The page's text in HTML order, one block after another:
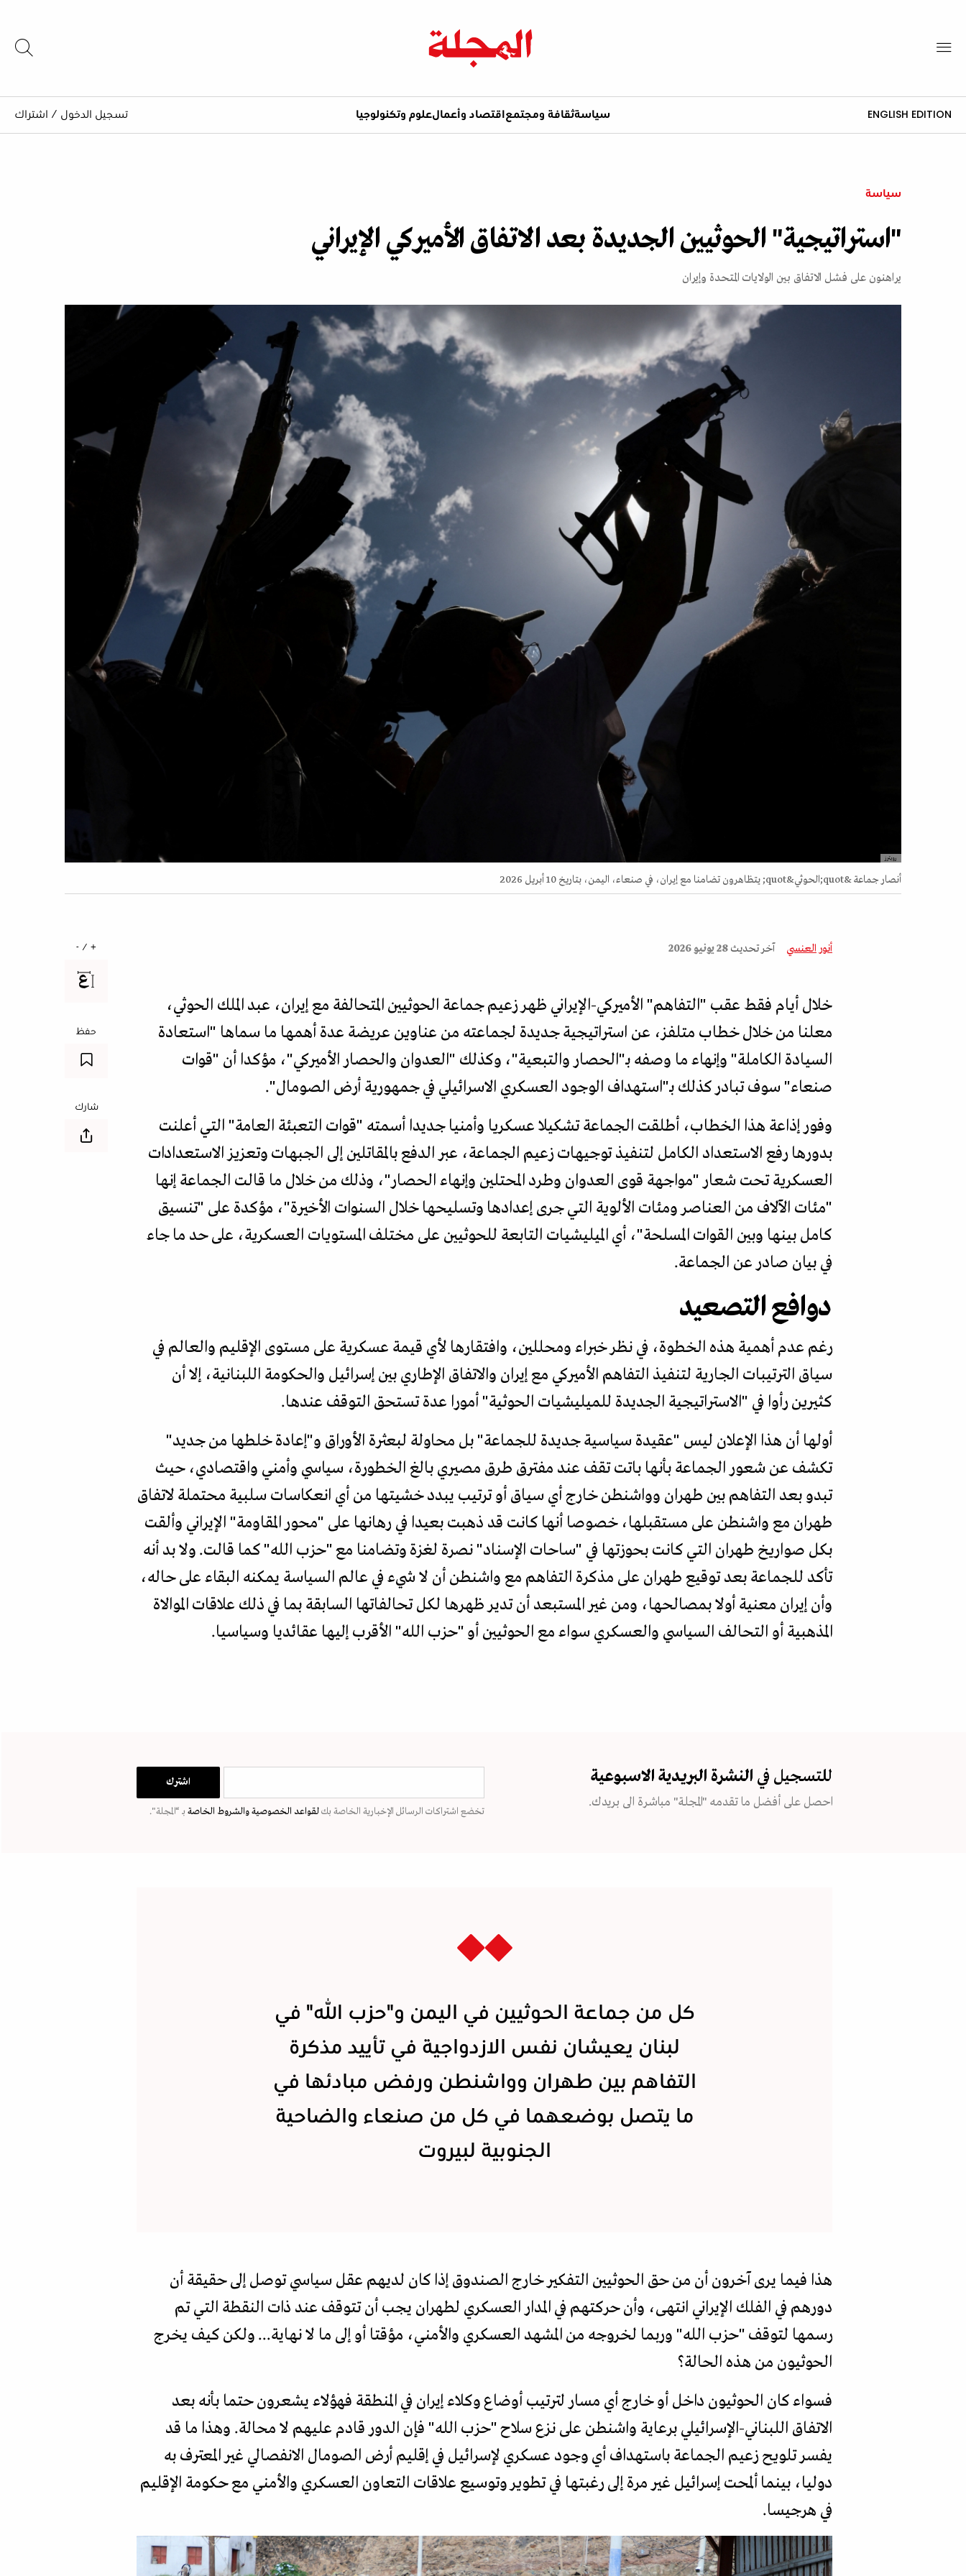
ENGLISH EDITION سياسةثقافة ومجتمع اقتصاد وأعمالعلوم وتكنولوجيا تسجيل الدخول / اشتراك
سياسة
"استراتيجية" الحوثيين الجديدة بعد الاتفاق الأميركي الإيراني
يراهنون على فشل الاتفاق بين الولايات المتحدة وإيران
رويترز
أنصار جماعة &quot;الحوثي&quot; يتظاهرون تضامنا مع إيران، في صنعاء، اليمن، بتاريخ 10 أبريل 2026
أنور العنسي آخر تحديث 28 يونيو 2026
خلال أيام فقط عقب "التفاهم" الأميركي-الإيراني ظهر زعيم جماعة الحوثيين المتحالفة مع إيران، عبد الملك الحوثي،
معلنا من خلال خطاب متلفز، عن استراتيجية جديدة لجماعته من عناوين عريضة عدة أهمها ما سماها "استعادة
السيادة الكاملة" وإنهاء ما وصفه بـ"الحصار والتبعية"، وكذلك "العدوان والحصار الأميركي"، مؤكدا أن "قوات
صنعاء" سوف تبادر كذلك بـ"استهداف الوجود العسكري الاسرائيلي في جمهورية أرض الصومال".
وفور إذاعة هذا الخطاب، أطلقت الجماعة تشكيلا عسكريا وأمنيا جديدا أسمته "قوات التعبئة العامة" التي أعلنت
بدورها رفع الاستعداد الكامل لتنفيذ توجيهات زعيم الجماعة، عبر الدفع بالمقاتلين إلى الجبهات وتعزيز الاستعدادات
العسكرية تحت شعار "مواجهة قوى العدوان وطرد المحتلين وإنهاء الحصار"، وذلك من خلال ما قالت الجماعة إنها
"مئات الآلاف من العناصر ومئات الألوية التي جرى إعدادها وتسليحها خلال السنوات الأخيرة"، مؤكدة على "تنسيق
كامل بينها وبين القوات المسلحة"، أي الميليشيات التابعة للحوثيين على مختلف المستويات العسكرية، على حد ما جاء
في بيان صادر عن الجماعة.
دوافع التصعيد
رغم عدم أهمية هذه الخطوة، في نظر خبراء ومحللين، وافتقارها لأي قيمة عسكرية على مستوى الإقليم والعالم في
سياق الترتيبات الجارية لتنفيذ التفاهم الأميركي مع إيران والاتفاق الإطاري بين إسرائيل والحكومة اللبنانية، إلا أن
كثيرين رأوا في "الاستراتيجية الجديدة للميليشيات الحوثية" أمورا عدة تستحق التوقف عندها.
أولها أن هذا الإعلان ليس "عقيدة سياسية جديدة للجماعة" بل محاولة لبعثرة الأوراق و"إعادة خلطها من جديد"
تكشف عن شعور الجماعة بأنها باتت تقف عند مفترق طرق مصيري بالغ الخطورة، سياسي وأمني واقتصادي، حيث
تبدو بعد التفاهم بين طهران وواشنطن خارج أي سياق أو ترتيب يبدد خشيتها من أي انعكاسات سلبية محتملة لاتفاق
طهران مع واشنطن على مستقبلها، خصوصا أنها كانت قد ذهبت بعيدا في رهانها على "محور المقاومة" الإيراني وألقت
بكل صواريخ طهران التي كانت بحوزتها في "ساحات الإسناد" نصرة لغزة وتضامنا مع "حزب الله" كما قالت. ولا بد أنه
تأكد للجماعة بعد توقيع طهران على مذكرة التفاهم مع واشنطن أن لا شيء في عالم السياسة يمكنه البقاء على حاله،
وأن إيران معنية أولا بمصالحها، ومن غير المستبعد أن تدير ظهرها لكل تحالفاتها السابقة بما في ذلك علاقات الموالاة
المذهبية أو التحالف السياسي والعسكري سواء مع الحوثيين أو "حزب الله" الأقرب إليها عقائديا وسياسيا.
للتسجيل في النشرة البريدية الاسبوعية
احصل على أفضل ما تقدمه "المجلة" مباشرة الى بريدك.
تخضع اشتراكات الرسائل الإخبارية الخاصة بكلقواعد الخصوصيةوالشروط الخاصة بـ “المجلة".
كل من جماعة الحوثيين في اليمن و"حزب الله" في
لبنان يعيشان نفس الازدواجية في تأييد مذكرة
التفاهم بين طهران وواشنطن ورفض مبادئها في
ما يتصل بوضعهما في كل من صنعاء والضاحية
الجنوبية لبيروت
هذا فيما يرى آخرون أن من حق الحوثيين التفكير خارج الصندوق إذا كان لديهم عقل سياسي توصل إلى حقيقة أن
دورهم في الفلك الإيراني انتهى، وأن حركتهم في المدار العسكري لطهران يجب أن تتوقف عند ذات النقطة التي تم
رسمها لتوقف "حزب الله" وربما لخروجه من المشهد العسكري والأمني، مؤقتا أو إلى ما لا نهاية... ولكن كيف يخرج
الحوثيون من هذه الحالة؟
فسواء كان الحوثيون داخل أو خارج أي مسار لترتيب أوضاع وكلاء إيران في المنطقة فهؤلاء يشعرون حتما بأنه بعد
الاتفاق اللبناني-الإسرائيلي برعاية واشنطن على نزع سلاح "حزب الله" فإن الدور قادم عليهم لا محالة. وهذا ما قد
يفسر تلويح زعيم الجماعة باستهداف أي وجود عسكري لإسرائيل في إقليم أرض الصومال الانفصالي غير المعترف به
دوليا، بينما ألمحت إسرائيل غير مرة إلى رغبتها في تطوير وتوسيع علاقات التعاون العسكري والأمني مع حكومة الإقليم
في هرجيسا.
+ / -
حفظ
شارك